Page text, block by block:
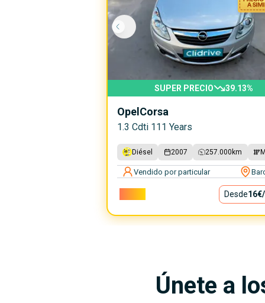
SUPER PRECIO 39.13%
Opel Corsa
1.3 Cdti 111 Years
Diésel 2007 257.000 km
Vendido por particular
Desde16€
Únete a